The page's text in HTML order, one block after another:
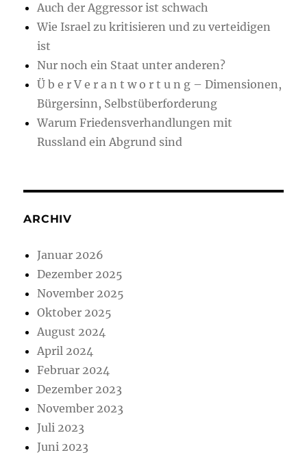
Auch der Aggressor ist schwach
Wie Israel zu kritisieren und zu verteidigen
ist
Nur noch ein Staat unter anderen?
Ü b e r V e r a n t w o r t u n g – Dimensionen,
Bürgersinn, Selbstüberforderung
Warum Friedensverhandlungen mit
Russland ein Abgrund sind
ARCHIV
Januar 2026
Dezember 2025
November 2025
Oktober 2025
August 2024
April 2024
Februar 2024
Dezember 2023
November 2023
Juli 2023
Juni 2023